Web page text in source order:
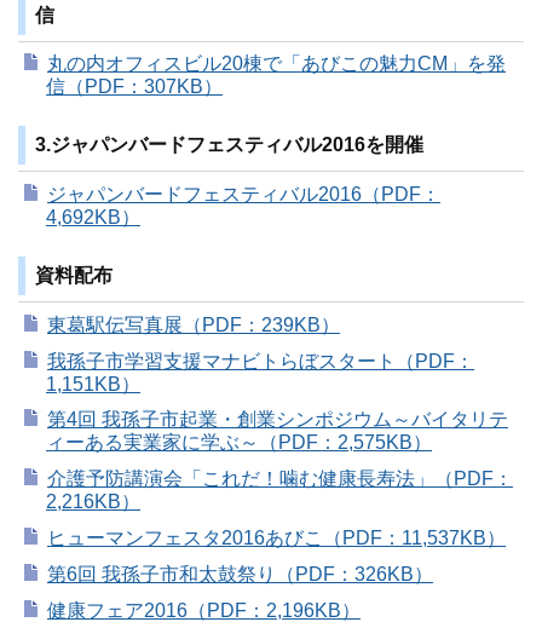
信
丸の内オフィスビル20棟で「あびこの魅力CM」を発
信（PDF：307KB）
3.ジャパンバードフェスティバル2016を開催
ジャパンバードフェスティバル2016（PDF：
4,692KB）
資料配布
東葛駅伝写真展（PDF：239KB）
我孫子市学習支援マナビトらぼスタート（PDF：
1,151KB）
第4回 我孫子市起業・創業シンポジウム～バイタリテ
ィーある実業家に学ぶ～（PDF：2,575KB）
介護予防講演会「これだ！噛む健康長寿法」（PDF：
2,216KB）
ヒューマンフェスタ2016あびこ（PDF：11,537KB）
第6回 我孫子市和太鼓祭り（PDF：326KB）
健康フェア2016（PDF：2,196KB）